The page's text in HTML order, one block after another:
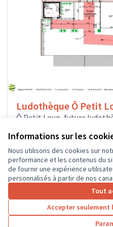
Informations sur les
Nous utilisons des cookies sur
performance et les contenus du
de fournir une expérience
personnalisés à partir de nos
Tout
Accepter seulement
Ludothèque Ô Petit
Ô Petit Loup, future
enthousiastes qui veulent
Solidarité et développement
Résultats
1 2 3